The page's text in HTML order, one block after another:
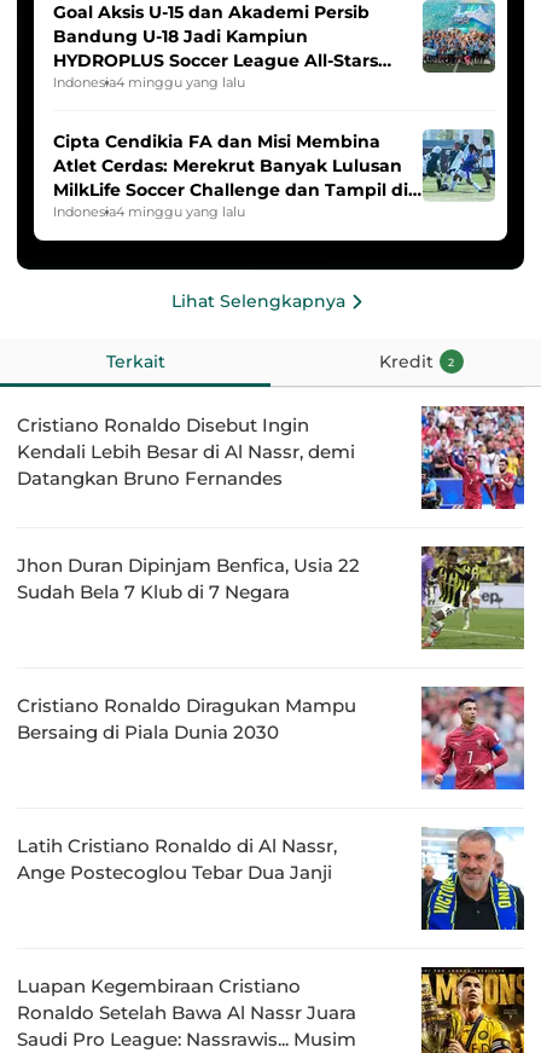
Goal Aksis U-15 dan Akademi Persib
Bandung U-18 Jadi Kampiun
HYDROPLUS Soccer League All-Stars
2025/2026
Indonesia4 minggu yang lalu
Cipta Cendikia FA dan Misi Membina
Atlet Cerdas: Merekrut Banyak Lulusan
MilkLife Soccer Challenge dan Tampil di
HYDROPLUS Soccer League
Indonesia4 minggu yang lalu
Lihat Selengkapnya
Terkait Kredit 2
Cristiano Ronaldo Disebut Ingin
Kendali Lebih Besar di Al Nassr, demi
Datangkan Bruno Fernandes
Jhon Duran Dipinjam Benfica, Usia 22
Sudah Bela 7 Klub di 7 Negara
Cristiano Ronaldo Diragukan Mampu
Bersaing di Piala Dunia 2030
Latih Cristiano Ronaldo di Al Nassr,
Ange Postecoglou Tebar Dua Janji
Luapan Kegembiraan Cristiano
Ronaldo Setelah Bawa Al Nassr Juara
Saudi Pro League: Nassrawis... Musim